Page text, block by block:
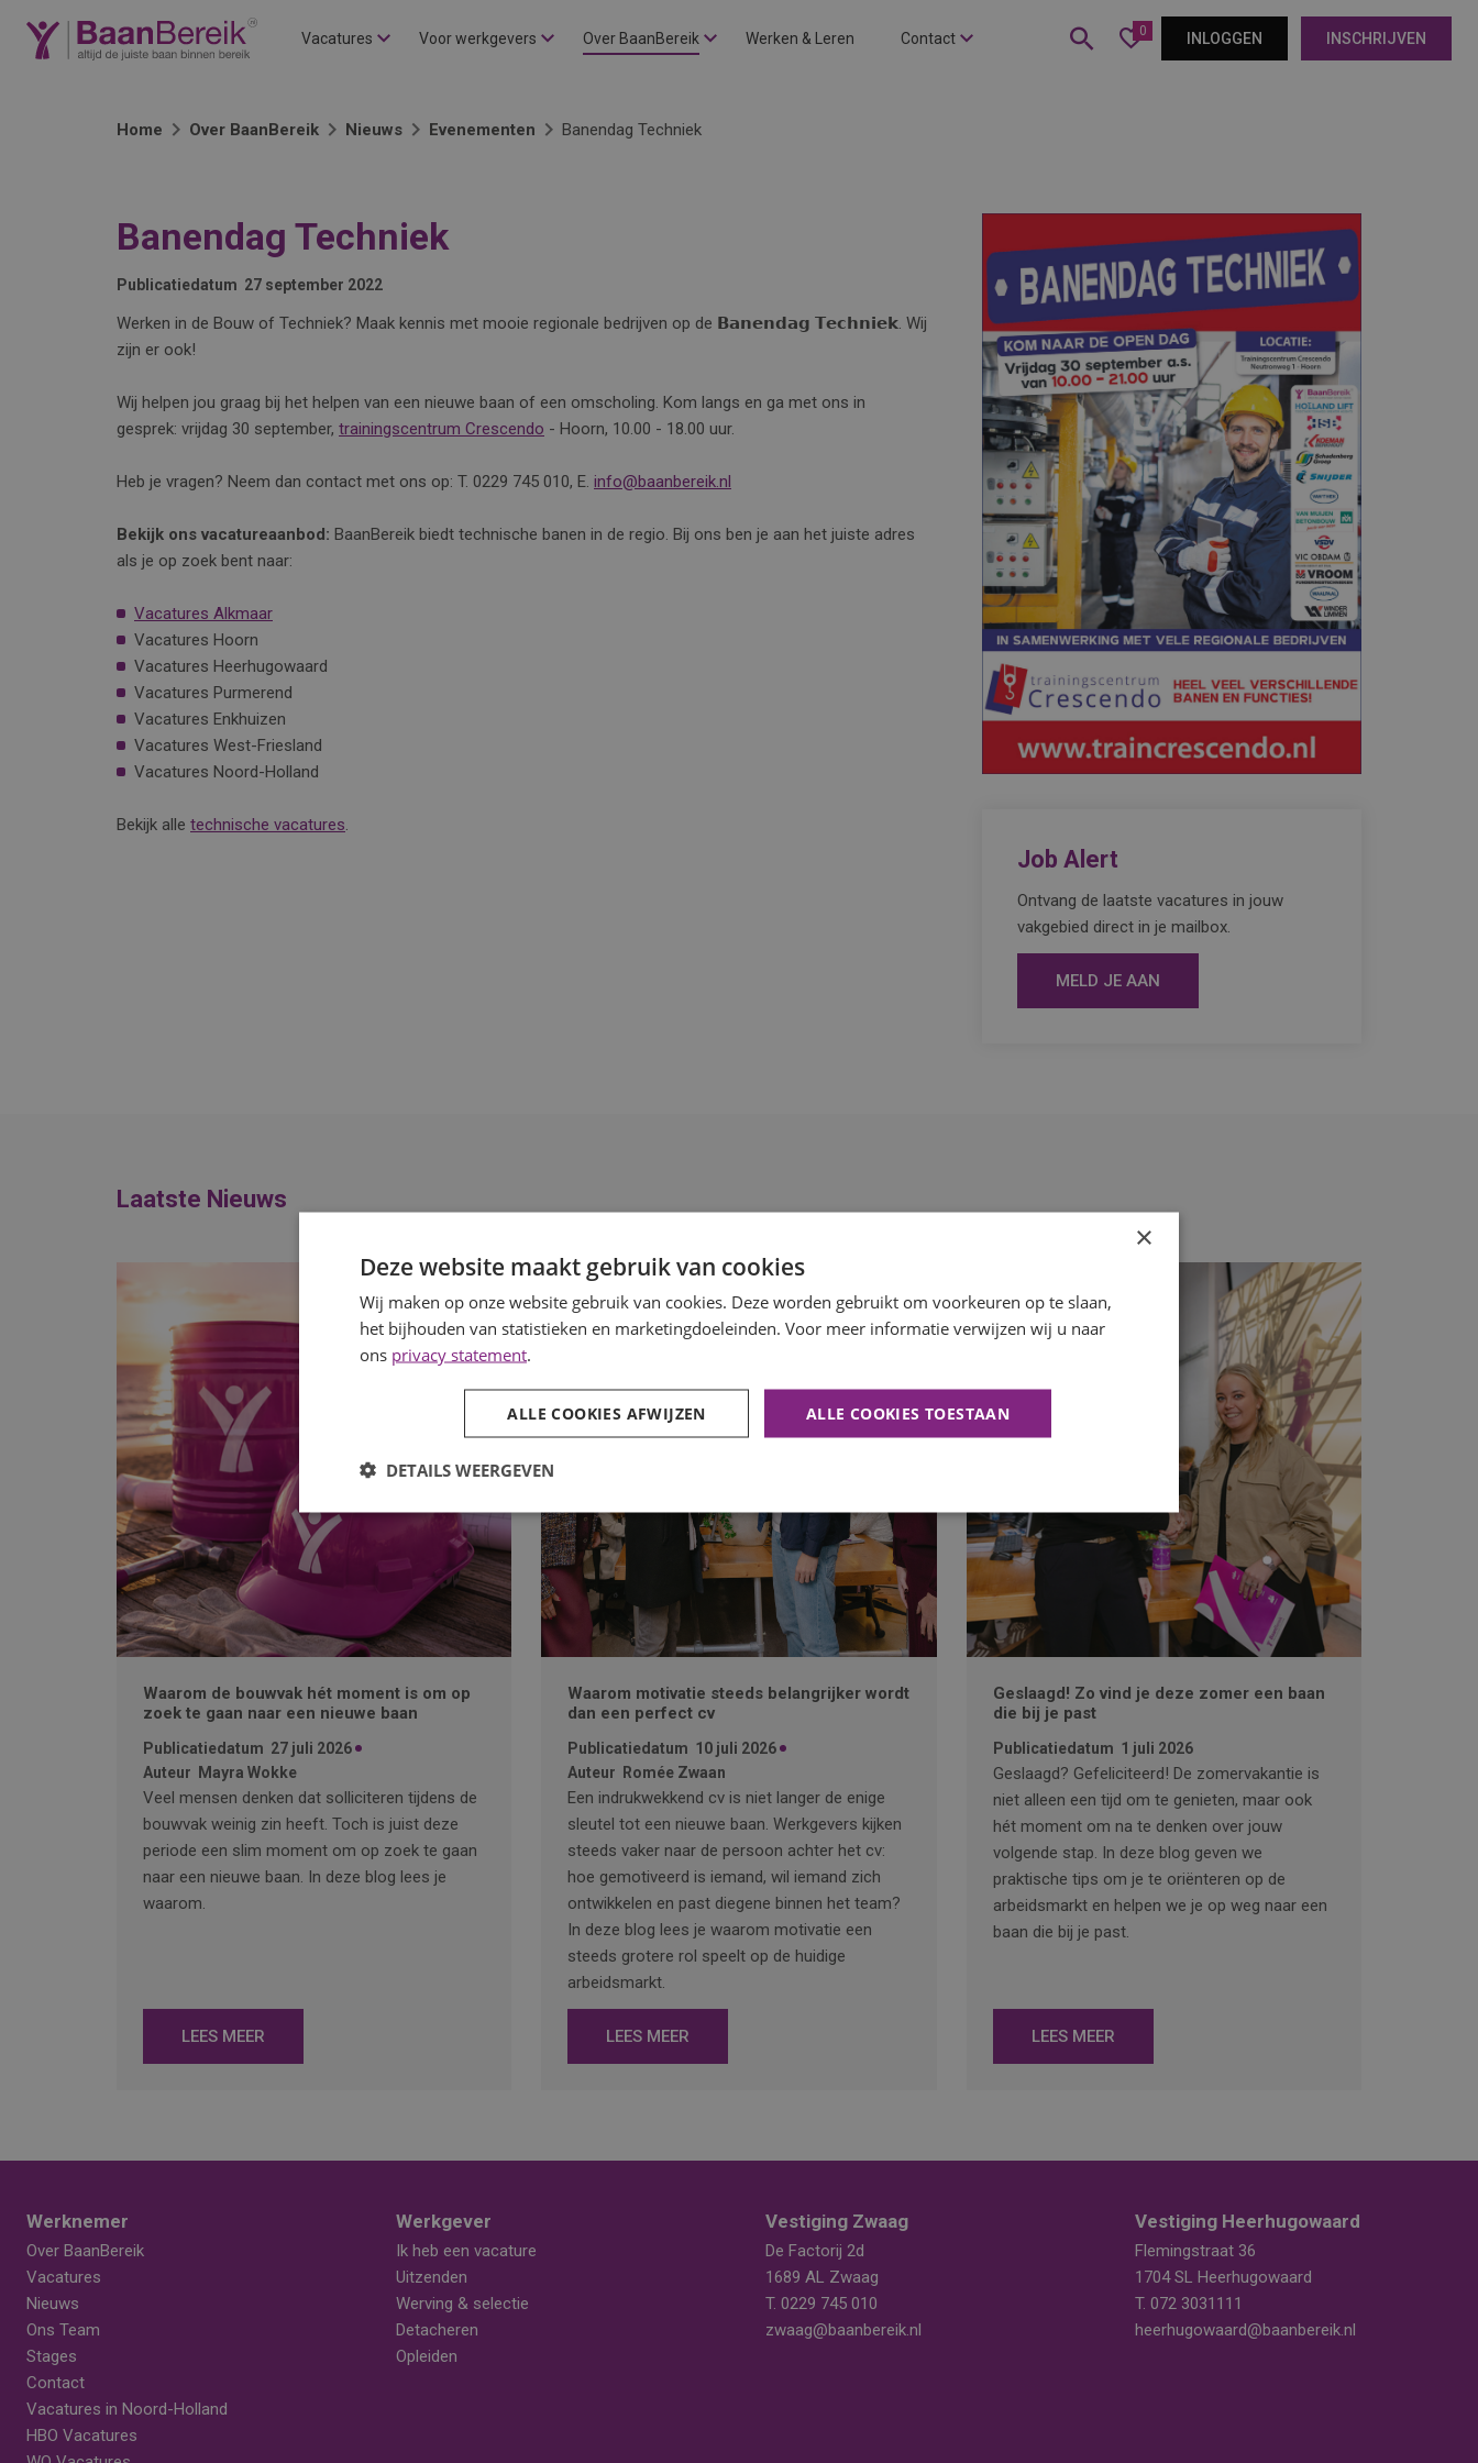
Vacatures Voor werkgevers Over BaanBereik Werken & Leren Contact 0 INLOGGEN INSCHRIJVEN
Home Over BaanBereik Nieuws Evenementen Banendag Techniek
Banendag Techniek
Publicatiedatum 27 september 2022
Werken in de Bouw of Techniek? Maak kennis met mooie regionale bedrijven op de 𝗕𝗮𝗻𝗲𝗻𝗱𝗮𝗴 𝗧𝗲𝗰𝗵𝗻𝗶𝗲𝗸. Wij
zijn er ook!
Wij helpen jou graag bij het helpen van een nieuwe baan of een omscholing. Kom langs en ga met ons in
gesprek: vrijdag 30 september, trainingscentrum Crescendo - Hoorn, 10.00 - 18.00 uur.
Heb je vragen? Neem dan contact met ons op: T. 0229 745 010, E. info@baanbereik.nl
Bekijk ons vacatureaanbod: BaanBereik biedt technische banen in de regio. Bij ons ben je aan het juiste adres
als je op zoek bent naar:
Vacatures Alkmaar
Vacatures Hoorn
Vacatures Heerhugowaard
Vacatures Purmerend
Vacatures Enkhuizen
Vacatures West-Friesland
Vacatures Noord-Holland
Bekijk alle technische vacatures.
Job Alert
Ontvang de laatste vacatures in jouw
vakgebied direct in je mailbox.
MELD JE AAN
Laatste Nieuws
Waarom de bouwvak hét moment is om op
zoek te gaan naar een nieuwe baan
Publicatiedatum 27 juli 2026
Auteur
Mayra Wokke
Veel mensen denken dat solliciteren tijdens de
bouwvak weinig zin heeft. Toch is juist deze
periode een slim moment om op zoek te gaan
naar een nieuwe baan. In deze blog lees je
waarom.
LEES MEER
Waarom motivatie steeds belangrijker wordt
dan een perfect cv
Publicatiedatum 10 juli 2026
Auteur
Romée Zwaan
Een indrukwekkend cv is niet langer de enige
sleutel tot een nieuwe baan. Werkgevers kijken
steeds vaker naar de persoon achter het cv:
hoe gemotiveerd is iemand, wil iemand zich
ontwikkelen en past diegene binnen het team?
In deze blog lees je waarom motivatie een
steeds grotere rol speelt op de huidige
arbeidsmarkt.
LEES MEER
Geslaagd! Zo vind je deze zomer een baan
die bij je past
Publicatiedatum 1 juli 2026
Geslaagd? Gefeliciteerd! De zomervakantie is
niet alleen een tijd om te genieten, maar ook
hét moment om na te denken over jouw
volgende stap. In deze blog geven we
praktische tips om je te oriënteren op de
arbeidsmarkt en helpen we je op weg naar een
baan die bij je past.
LEES MEER
Werknemer
Over BaanBereik
Vacatures
Nieuws
Ons Team
Stages
Contact
Vacatures in Noord-Holland
HBO Vacatures
Werkgever
Ik heb een vacature
Uitzenden
Werving & selectie
Detacheren
Opleiden
Vestiging Zwaag
De Factorij 2d
1689 AL Zwaag
T. 0229 745 010
zwaag@baanbereik.nl
Vestiging Heerhugowaard
Flemingstraat 36
1704 SL Heerhugowaard
T. 072 3031111
heerhugowaard@baanbereik.nl
×
Deze website maakt gebruik van cookies
Wij maken op onze website gebruik van cookies. Deze worden gebruikt om voorkeuren op te slaan,
het bijhouden van statistieken en marketingdoeleinden. Voor meer informatie verwijzen wij u naar
ons privacy statement.
ALLE COOKIES TOESTAAN
ALLE COOKIES AFWIJZEN
DETAILS WEERGEVEN